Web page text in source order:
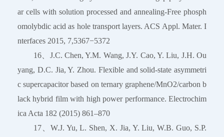
ar cells with solution processed and annealing-Free phosph
omolybdic acid as hole transport layers. ACS Appl. Mater. I
nterfaces 2015, 7,5367−5372
16、J.C. Chen, Y.M. Wang, J.Y. Cao, Y. Liu, J.H. Ou
yang, D.C. Jia, Y. Zhou. Flexible and solid-state asymmetri
c supercapacitor based on ternary graphene/MnO2/carbon b
lack hybrid film with high power performance. Electrochim
ica Acta 182 (2015) 861–870
17、W.J. Yu, L. Shen, X. Jia, Y. Liu, W.B. Guo, S.P.